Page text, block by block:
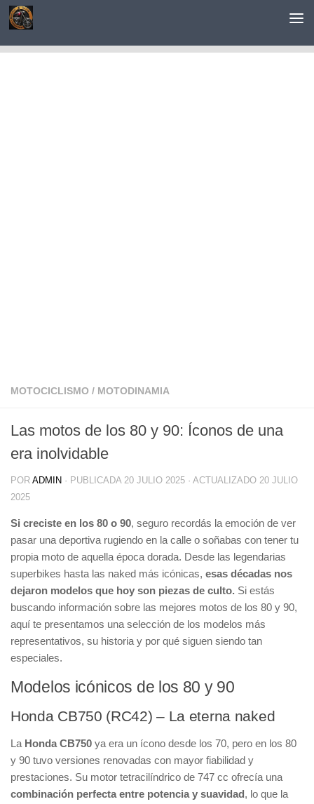
Saltar al contenido
MOTOCICLISMO / MOTODINAMIA
Las motos de los 80 y 90: Íconos de una
era inolvidable
POR ADMIN · PUBLICADA 20 JULIO 2025 · ACTUALIZADO 20 JULIO
2025
Si creciste en los 80 o 90, seguro recordás la emoción de ver
pasar una deportiva rugiendo en la calle o soñabas con tener tu
propia moto de aquella época dorada. Desde las legendarias
superbikes hasta las naked más icónicas, esas décadas nos
dejaron modelos que hoy son piezas de culto. Si estás
buscando información sobre las mejores motos de los 80 y 90,
aquí te presentamos una selección de los modelos más
representativos, su historia y por qué siguen siendo tan
especiales.
Modelos icónicos de los 80 y 90
Honda CB750 (RC42) – La eterna naked
La Honda CB750 ya era un ícono desde los 70, pero en los 80
y 90 tuvo versiones renovadas con mayor fiabilidad y
prestaciones. Su motor tetracilíndrico de 747 cc ofrecía una
combinación perfecta entre potencia y suavidad, lo que la